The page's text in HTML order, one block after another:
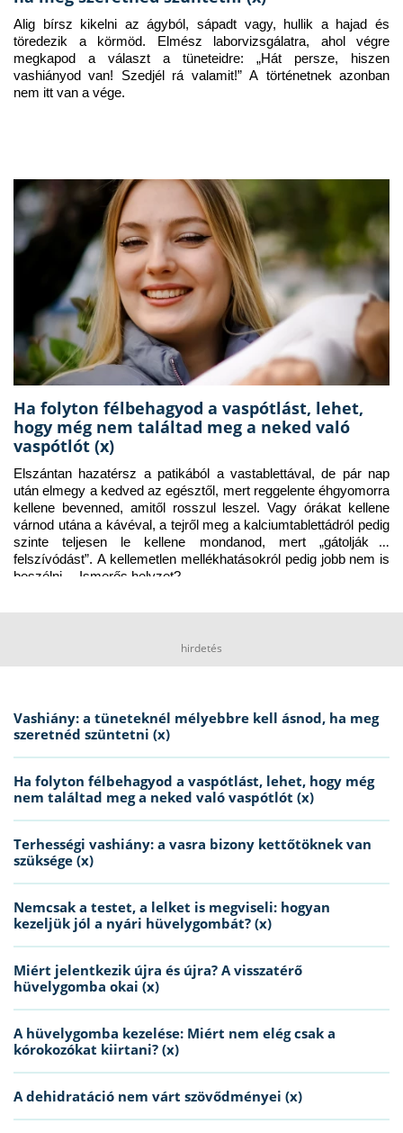
Alig bírsz kikelni az ágyból, sápadt vagy, hullik a hajad és
töredezik a körmöd. Elmész laborvizsgálatra, ahol végre
megkapod a választ a tüneteidre: „Hát persze, hiszen
vashiányod van! Szedjél rá valamit!” A történetnek azonban
nem itt van a vége.
Ha folyton félbehagyod a vaspótlást, lehet,
hogy még nem találtad meg a neked való
vaspótlót (x)
Elszántan hazatérsz a patikából a vastablettával, de pár nap
után elmegy a kedved az egésztől, mert reggelente éhgyomorra
kellene bevenned, amitől rosszul leszel. Vagy órákat kellene
várnod utána a kávéval, a tejről meg a kalciumtablettádról pedig
szinte teljesen le kellene mondanod, mert „gátolják a
felszívódást”. A kellemetlen mellékhatásokról pedig jobb nem is
beszélni… Ismerős helyzet?
hirdetés
Vashiány: a tüneteknél mélyebbre kell ásnod, ha meg
szeretnéd szüntetni (x)
Ha folyton félbehagyod a vaspótlást, lehet, hogy még
nem találtad meg a neked való vaspótlót (x)
Terhességi vashiány: a vasra bizony kettőtöknek van
szüksége (x)
Nemcsak a testet, a lelket is megviseli: hogyan
kezeljük jól a nyári hüvelygombát? (x)
Miért jelentkezik újra és újra? A visszatérő
hüvelygomba okai (x)
A hüvelygomba kezelése: Miért nem elég csak a
kórokozókat kiirtani? (x)
A dehidratáció nem várt szövődményei (x)